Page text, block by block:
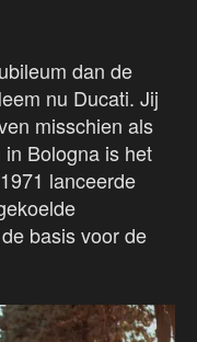
dan de
nu Ducati. Jij
misschien als
Bologna is het
lanceerde
basis voor de